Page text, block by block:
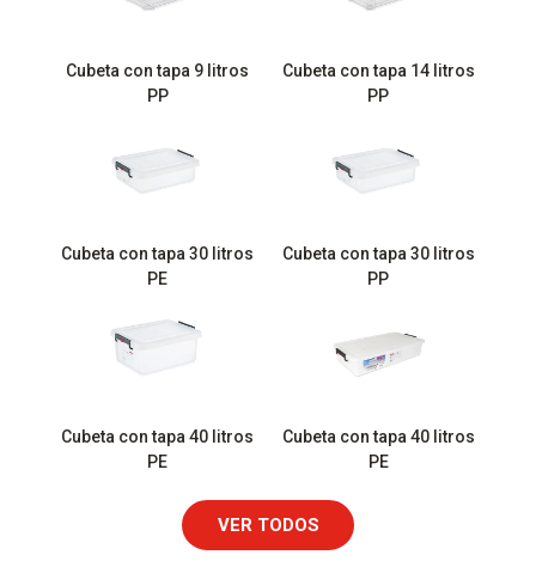
Cubeta con tapa 9 litros
PP
Cubeta con tapa 14 litros
PP
Cubeta con tapa 30 litros
PE
Cubeta con tapa 30 litros
PP
Cubeta con tapa 40 litros
PE
Cubeta con tapa 40 litros
PE
VER TODOS